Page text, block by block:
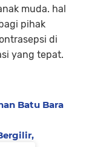
muda. hal
pihak
di
yang tepat.
Batu Bara